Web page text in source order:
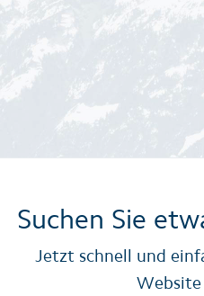
Suchen Sie
Jetzt schnell und